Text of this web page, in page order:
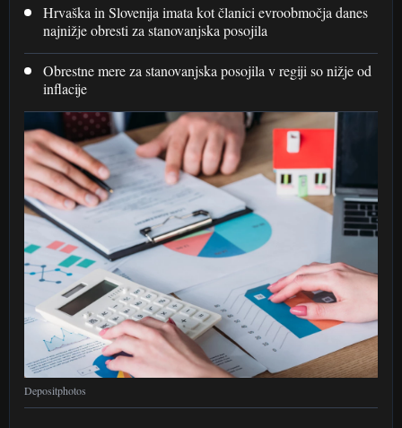
Hrvaška in Slovenija imata kot članici evroobmočja danes
najnižje obresti za stanovanjska posojila
Obrestne mere za stanovanjska posojila v regiji so nižje od
inflacije
Depositphotos